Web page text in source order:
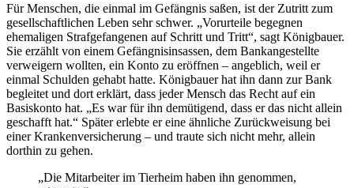
Für Menschen, die einmal im Gefängnis saßen, ist der Zutritt zum
gesellschaftlichen Leben sehr schwer. „Vorurteile begegnen
ehemaligen Strafgefangenen auf Schritt und Tritt“, sagt Königbauer.
Sie erzählt von einem Gefängnisinsassen, dem Bankangestellte
verweigern wollten, ein Konto zu eröffnen – angeblich, weil er
einmal Schulden gehabt hatte. Königbauer hat ihn dann zur Bank
begleitet und dort erklärt, dass jeder Mensch das Recht auf ein
Basiskonto hat. „Es war für ihn demütigend, dass er das nicht allein
geschafft hat.“ Später erlebte er eine ähnliche Zurückweisung bei
einer Krankenversicherung – und traute sich nicht mehr, allein
dorthin zu gehen.
„Die Mitarbeiter im Tierheim haben ihn genommen,